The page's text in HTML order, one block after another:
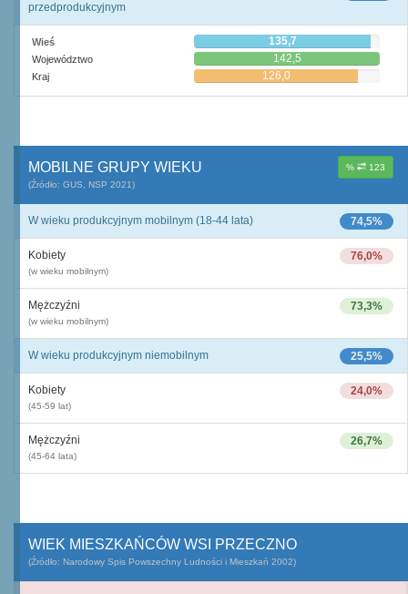
przedprodukcyjnym
Wieś 135,7
Województwo 142,5
Kraj 126,0
% 123
MOBILNE GRUPY WIEKU
(Źródło: GUS, NSP 2021)
74,5%
W wieku produkcyjnym mobilnym (18-44 lata)
76,0%
Kobiety
(w wieku mobilnym)
73,3%
Mężczyźni
(w wieku mobilnym)
25,5%
W wieku produkcyjnym niemobilnym
24,0%
Kobiety
(45-59 lat)
26,7%
Mężczyźni
(45-64 lata)
WIEK MIESZKAŃCÓW WSI PRZECZNO
(Źródło: Narodowy Spis Powszechny Ludności i Mieszkań 2002)